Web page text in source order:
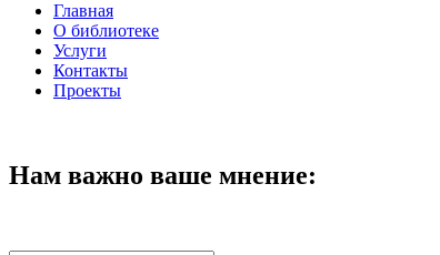
Главная
О библиотеке
Услуги
Контакты
Проекты
Нам важно ваше мнение: